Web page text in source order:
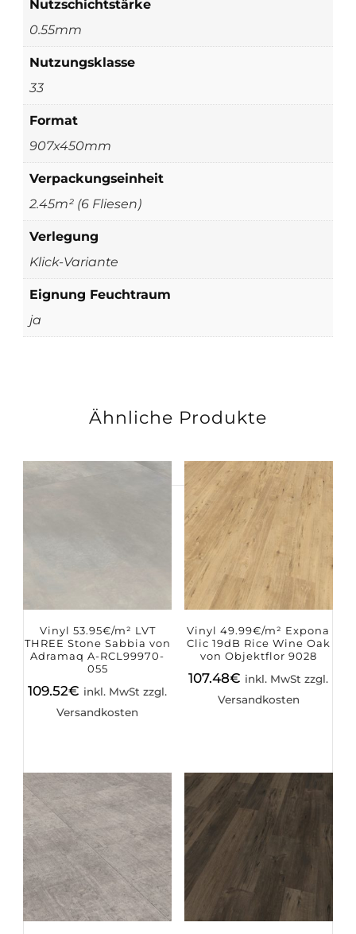
Nutzschichtstärke
0.55mm
Nutzungsklasse
33
Format
907x450mm
Verpackungseinheit
2.45m² (6 Fliesen)
Verlegung
Klick-Variante
Eignung Feuchtraum
ja
Ähnliche Produkte
Vinyl 53.95€/m² LVT
THREE Stone Sabbia von
Adramaq A-RCL99970-
055
109.52€ inkl. MwSt zzgl.
Versandkosten
Vinyl 49.99€/m² Expona
Clic 19dB Rice Wine Oak
von Objektflor 9028
107.48€ inkl. MwSt zzgl.
Versandkosten
Suchen
nach: